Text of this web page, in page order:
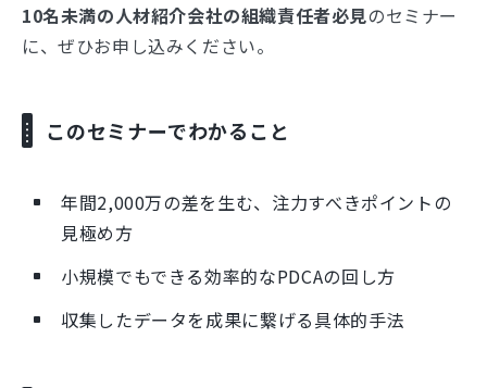
10名未満の人材紹介会社の組織責任者必見のセミナー
に、ぜひお申し込みください。
このセミナーでわかること
年間2,000万の差を生む、注力すべきポイントの
見極め方
小規模でもできる効率的なPDCAの回し方
収集したデータを成果に繋げる具体的手法